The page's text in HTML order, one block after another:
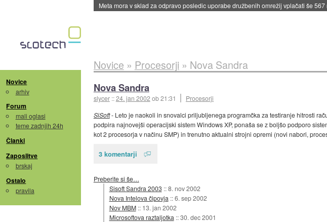
Meta mora v sklad za odpravo posledic uporabe družbenih omrežij vplačati še
Novice
arhiv
Forum
mali oglasi
teme zadnjih 24h
Članki
Zaposlitve
brskaj
Ostalo
pravila
Novice » Procesorji » Nova Sandra
Nova Sandra
slycer ::24. jan 2002ob 21:31
Procesorji
SiSoft- Leto je naokoli in snovalci priljubljenega programčka za testiranje hitrosti
podpira najnovejši operacijski sistem Windows XP, ponaša se z boljšo podporo
kot 2 procesorja v načinu SMP) in trenutno aktualni strojni opremi (novi nabori,
3 komentarji
Preberite si še…
Sisoft Sandra 2003 ::8. nov 2002
Nova Intelova čipovja ::6. sep 2002
Nov MBM :: 13. jan 2002
Microsoftova raztaljotka ::30. dec 2001